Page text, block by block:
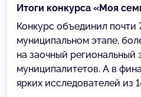
Итоги конкурса «Моя
Конкурс объединил почти
муниципальном этапе,
на заочный региональный
муниципалитетов. А в
ярких исследователей из